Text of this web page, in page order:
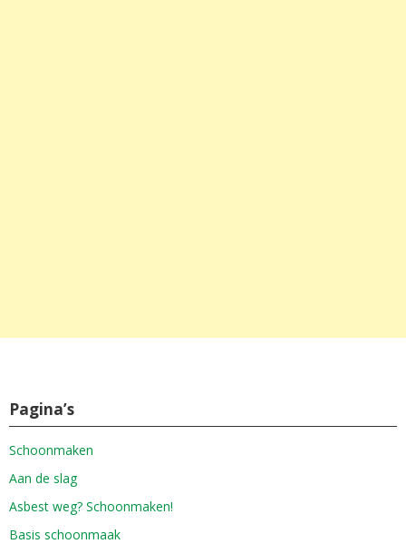
Pagina’s
Schoonmaken
Aan de slag
Asbest weg? Schoonmaken!
Basis schoonmaak